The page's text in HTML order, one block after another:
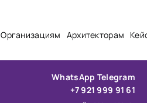
Организациям Архитекторам
+7 921 999 91 61
WhatsApp Telegram